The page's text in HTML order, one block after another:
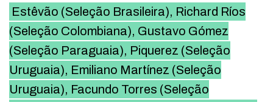
Estêvão (Seleção Brasileira), Richard Ríos
(Seleção Colombiana), Gustavo Gómez
(Seleção Paraguaia), Piquerez (Seleção
Uruguaia), Emiliano Martínez (Seleção
Uruguaia), Facundo Torres (Seleção